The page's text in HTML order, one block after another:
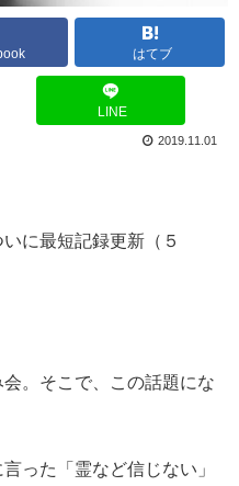
はてブ
LINE
2019.11.01
に最短記録更新（５
。そこで、この話題にな
った「霊など信じない」